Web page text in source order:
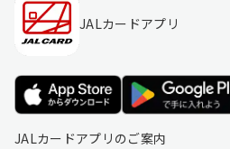
JALカードアプリ
JALカードアプリのご案内